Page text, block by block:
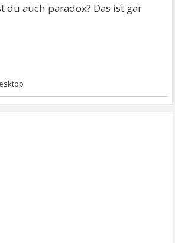
du auch paradox? Das ist gar